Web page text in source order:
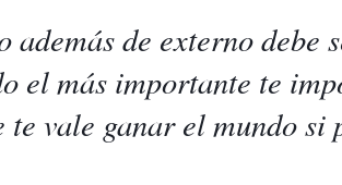
además de externo debe
el más importante te
te vale ganar el mundo si